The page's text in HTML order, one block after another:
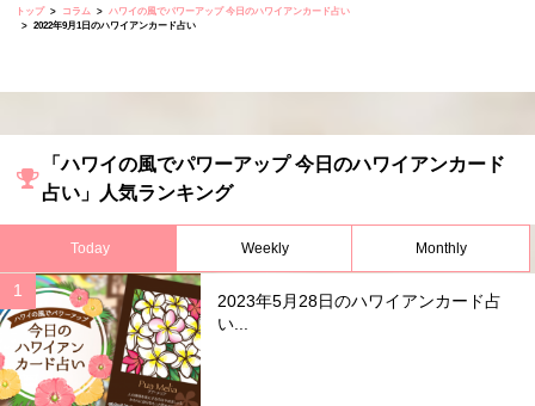
トップ コラム
ハワイの風でパワーアップ 今日のハワイアンカード占い
2022年9月1日のハワイアンカード占い
「ハワイの風でパワーアップ 今日のハワイアンカード
占い」人気ランキング
Today Weekly Monthly
2023年5月28日のハワイアンカード占
い...